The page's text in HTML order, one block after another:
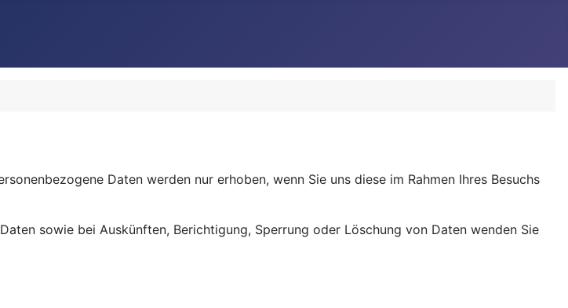
Daten werden nur erhoben, wenn Sie uns diese im Rahmen Ihres Besuchs
sowie bei Auskünften, Berichtigung, Sperrung oder Löschung von Daten wenden Sie